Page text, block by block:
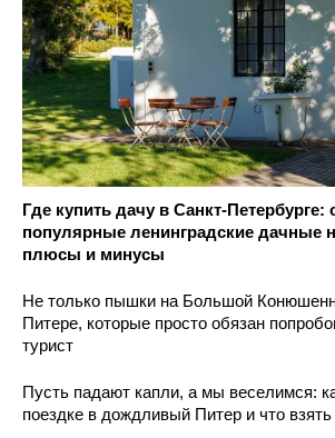
Где купить дачу в Санкт-Петербурге:
популярные ленинградские дачные
плюсы и минусы
Не только пышки на Большой
Питере, которые просто обязан
турист
Пусть падают капли, а мы веселимся:
поездке в дождливый Питер и что